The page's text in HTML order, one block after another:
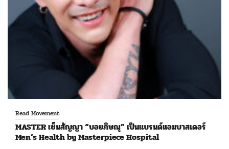
Read Movement
MASTER เซ็นสัญญา “บอยภิษณุ” เป็นแบรนด์แอมบาสเดอร์
Men’s Health by Masterpiece Hospital